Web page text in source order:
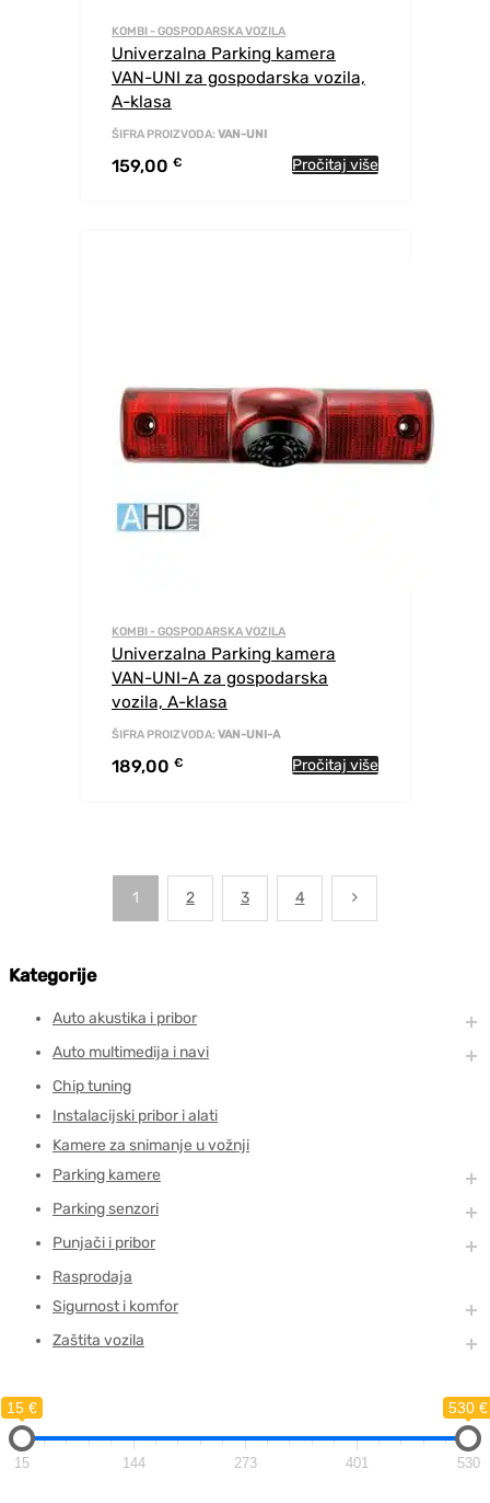
KOMBI - GOSPODARSKA VOZILA
Univerzalna Parking kamera
VAN-UNI za gospodarska vozila,
A-klasa
ŠIFRA PROIZVODA: VAN-UNI
159,00 € Pročitaj više
KOMBI - GOSPODARSKA VOZILA
Univerzalna Parking kamera
VAN-UNI-A za gospodarska
vozila, A-klasa
ŠIFRA PROIZVODA: VAN-UNI-A
189,00 € Pročitaj više
1 2 3 4
Kategorije
Auto akustika i pribor
Auto multimedija i navi
Chip tuning
Instalacijski pribor i alati
Kamere za snimanje u vožnji
Parking kamere
Parking senzori
Punjači i pribor
Rasprodaja
Sigurnost i komfor
Zaštita vozila
15 € 530 €
15 144 273 401 530